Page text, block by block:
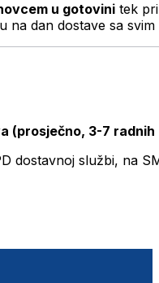
u gotovini tek
na dan dostave sa svim
(prosječno, 3-7 radnih
dostavnoj službi, na